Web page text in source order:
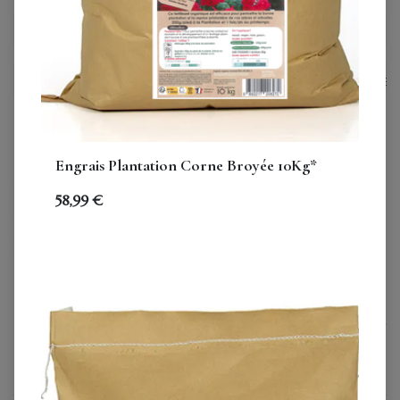
professionnels jardiniers
(8 unités)
88,00 €
Carton : Savon noir bio 1L*
(12 unités)
Engrais Plantation Corne Broyée 10Kg*
58,99€